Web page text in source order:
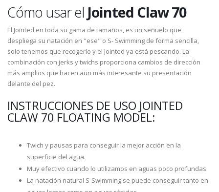
Cómo usar el Jointed Claw 70
El Jointed en toda su gama de tamaños, es un señuelo que
despliega su natación en "ese" o S- Swimming de forma sencilla,
solo tenemos que recogerlo y el Jointed ya está pescando. La
combinación con jerks y twichs proporciona cambios de dirección
más amplios que hacen aun más interesante su presentación
delante del pez.
INSTRUCCIONES DE USO JOINTED
CLAW 70 FLOATING MODEL:
Twich y pausas para conseguir la mejor acción en la
superficie del agua.
Muy efectivo cuando lo utilizamos en aguas poco profundas
La natación natural S-Swimming se puede conseguir tanto en